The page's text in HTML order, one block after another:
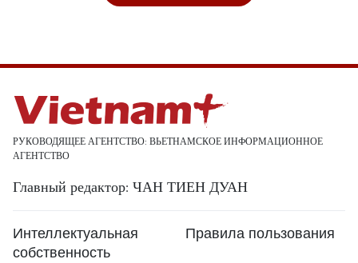
РУКОВОДЯЩЕЕ АГЕНТСТВО: ВЬЕТНАМСКОЕ ИНФОРМАЦИОННОЕ
АГЕНТСТВО
Главный редактор: ЧАН ТИЕН ДУАН
Интеллектуальная
собственность
Правила пользования